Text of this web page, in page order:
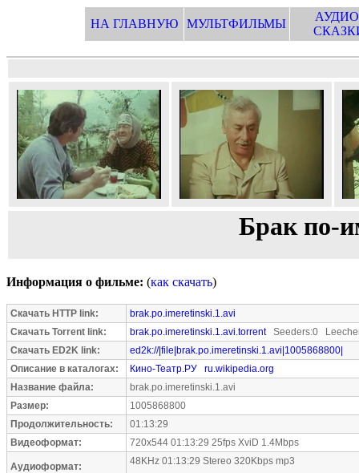
НА ГЛАВНУЮ МУЛЬТФИЛЬМЫ
Брак по-
Информация о фильме: (как скачать)
Скачать HTTP link:
brak.po.imeretinski.1.avi
Скачать Torrent link:
brak.po.imeretinski.1.avi.torrentSeeders:0
Скачать ED2K link:
ed2k://|file|brak.po.imeretinski.1.avi|1005868800|
Описание в каталогах:
Кино-Театр.РУ
ru.wikipedia.org
Название файла:
brak.po.imeretinski.1.avi
Размер:
1005868800
Продолжительность:
01:13:29
Видеоформат:
720x544 01:13:29 25fps XviD 1.4Mbps
Аудиоформат: 48KHz 01:13:29 Stereo 320Kbps mp3